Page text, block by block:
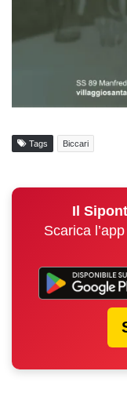
Tags Biccari
Il
Scarica